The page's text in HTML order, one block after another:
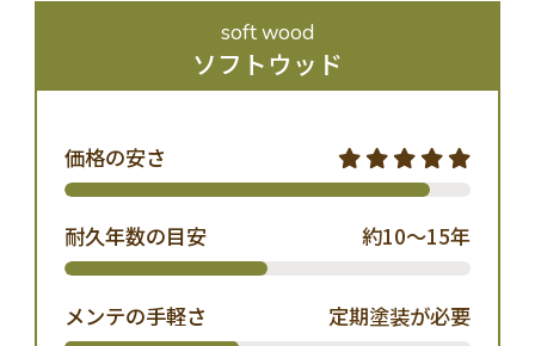
soft wood
ソフトウッド
価格の安さ
耐久年数の目安 約10〜15年
メンテの手軽さ 定期塗装が必要